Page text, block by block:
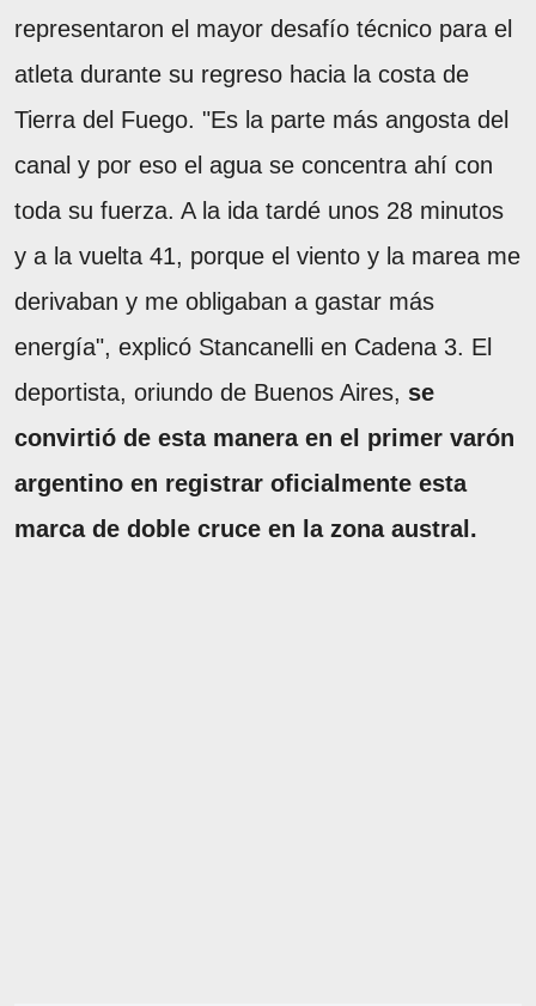
representaron el mayor desafío técnico para el
atleta durante su regreso hacia la costa de
Tierra del Fuego. "Es la parte más angosta del
canal y por eso el agua se concentra ahí con
toda su fuerza. A la ida tardé unos 28 minutos
y a la vuelta 41, porque el viento y la marea me
derivaban y me obligaban a gastar más
energía", explicó Stancanelli en Cadena 3. El
deportista, oriundo de Buenos Aires, se
convirtió de esta manera en el primer varón
argentino en registrar oficialmente esta
marca de doble cruce en la zona austral.